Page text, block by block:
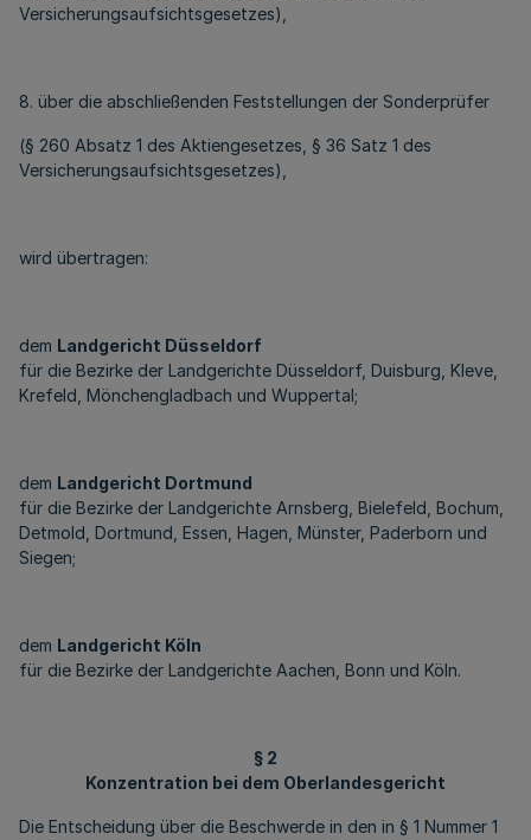
Versicherungsaufsichtsgesetzes),
8. über die abschließenden Feststellungen der Sonderprüfer
(§ 260 Absatz 1 des Aktiengesetzes, § 36 Satz 1 des
Versicherungsaufsichtsgesetzes),
wird übertragen:
dem Landgericht Düsseldorf
für die Bezirke der Landgerichte Düsseldorf, Duisburg, Kleve,
Krefeld, Mönchengladbach und Wuppertal;
dem Landgericht Dortmund
für die Bezirke der Landgerichte Arnsberg, Bielefeld, Bochum,
Detmold, Dortmund, Essen, Hagen, Münster, Paderborn und
Siegen;
dem Landgericht Köln
für die Bezirke der Landgerichte Aachen, Bonn und Köln.
§ 2
Konzentration bei dem Oberlandesgericht
Die Entscheidung über die Beschwerde in den in § 1 Nummer 1